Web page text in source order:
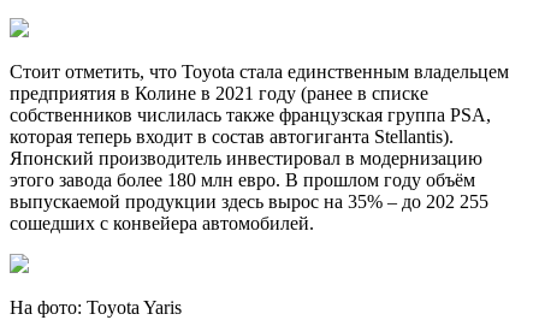
Стоит отметить, что Toyota стала единственным владельцем
предприятия в Колине в 2021 году (ранее в списке
собственников числилась также французская группа PSA,
которая теперь входит в состав автогиганта Stellantis).
Японский производитель инвестировал в модернизацию
этого завода более 180 млн евро. В прошлом году объём
выпускаемой продукции здесь вырос на 35% – до 202 255
сошедших с конвейера автомобилей.
На фото: Toyota Yaris